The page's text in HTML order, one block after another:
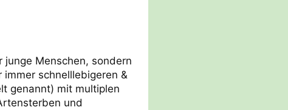
Menschen, sondern
immer schnelllebigeren &
genannt) mit multiplen
und